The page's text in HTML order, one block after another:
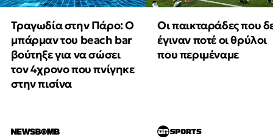
Τραγωδία στην Πάρο: Ο
μπάρμαν του beach bar
βούτηξε για να σώσει
τον 4χρονο που πνίγηκε
στην πισίνα
Οι παικταράδες που
έγιναν ποτέ οι θρύλοι
που περιμέναμε